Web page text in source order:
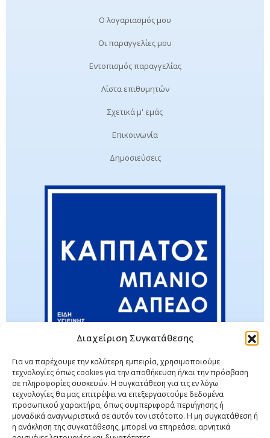
Διαχείριση Συγκατάθεσης
Για να παρέχουμε την καλύτερη εμπειρία, χρησιμοποιούμε
τεχνολογίες όπως cookies για την αποθήκευση ή/και την πρόσβαση
σε πληροφορίες συσκευών. Η συγκατάθεση για τις εν λόγω
τεχνολογίες θα μας επιτρέψει να επεξεργαστούμε δεδομένα
προσωπικού χαρακτήρα, όπως συμπεριφορά περιήγησης ή
μοναδικά αναγνωριστικά σε αυτόν τον ιστότοπο. Η μη συγκατάθεση ή
η ανάκληση της συγκατάθεσης, μπορεί να επηρεάσει αρνητικά
Ο λογαριασμός μου
Οι παραγγελίες μου
Εντοπισμός παραγγελίας
Λίστα επιθυμητών
Σχετικά μ' εμάς
Επικοινωνία
Δημοσιεύσεις